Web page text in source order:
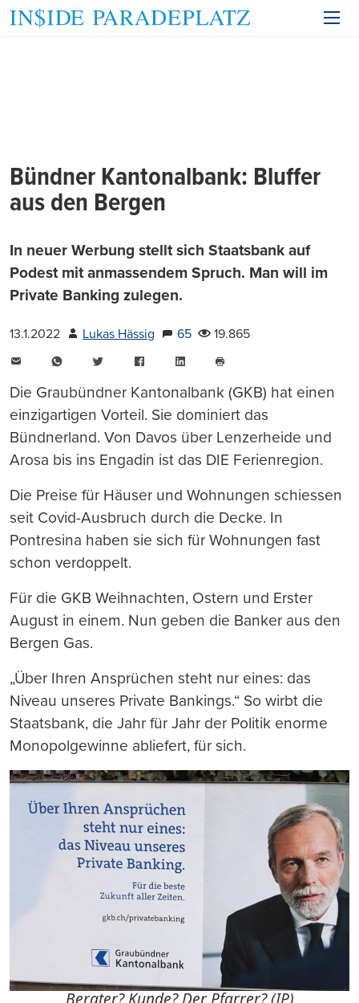
Bündner Kantonalbank: Bluffer
aus den Bergen
In neuer Werbung stellt sich Staatsbank auf
Podest mit anmassendem Spruch. Man will im
Private Banking zulegen.
13.1.2022 Lukas Hässig 65
19.865
WhatsAppTwitter FacebookLinkedIn
drucken
Die Graubündner Kantonalbank (GKB) hat einen
einzigartigen Vorteil. Sie dominiert das
Bündnerland. Von Davos über Lenzerheide und
Arosa bis ins Engadin ist das DIE Ferienregion.
Die Preise für Häuser und Wohnungen schiessen
seit Covid-Ausbruch durch die Decke. In
Pontresina haben sie sich für Wohnungen fast
schon verdoppelt.
Für die GKB Weihnachten, Ostern und Erster
August in einem. Nun geben die Banker aus den
Bergen Gas.
„Über Ihren Ansprüchen steht nur eines: das
Niveau unseres Private Bankings.“ So wirbt die
Staatsbank, die Jahr für Jahr der Politik enorme
Monopolgewinne abliefert, für sich.